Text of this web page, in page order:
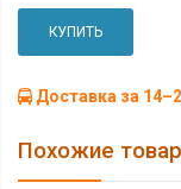
КУПИТЬ
Доставка за
Похожие